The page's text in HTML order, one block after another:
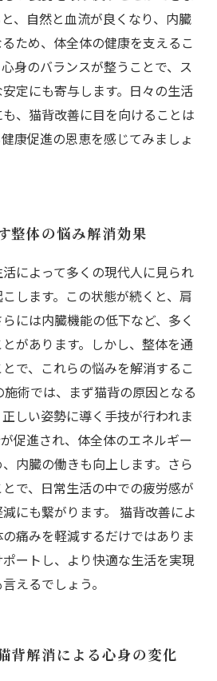
、自然と血流が良くなり、内臓
ため、体全体の健康を支えるこ
身のバランスが整うことで、ス
定にも寄与します。日々の生活
、猫背改善に目を向けることは
康促進の恩恵を感じてみましょ
整体の悩み解消効果
によって多くの現代人に見られ
します。この状態が続くと、肩
には内臓機能の低下など、多く
があります。しかし、整体を通
で、これらの悩みを解消するこ
施術では、まず猫背の原因となる
しい姿勢に導く手技が行われま
促進され、体全体のエネルギー
内臓の働きも向上します。さら
で、日常生活の中での疲労感が
にも繋がります。 猫背改善によ
痛みを軽減するだけではありま
ートし、より快適な生活を実現
えるでしょう。
背解消による心身の変化